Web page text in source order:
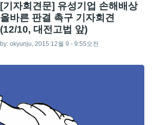
[기자회견문] 유성기업 손해배상
올바른 판결 촉구 기자회견
(12/10, 대전고법 앞)
by: okyunju, 2015 12월 9 - 9:55오전